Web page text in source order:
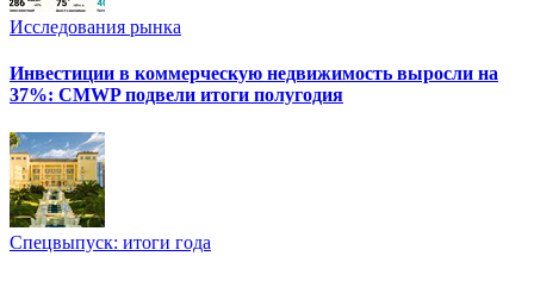
Исследования рынка
Инвестиции в коммерческую недвижимость выросли на
37%: CMWP подвели итоги полугодия
Спецвыпуск: итоги года